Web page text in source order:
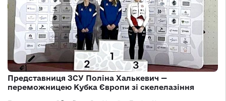
Представниця ЗСУ Поліна Халькевич —
переможницею Кубка Європи зі скелелазіння